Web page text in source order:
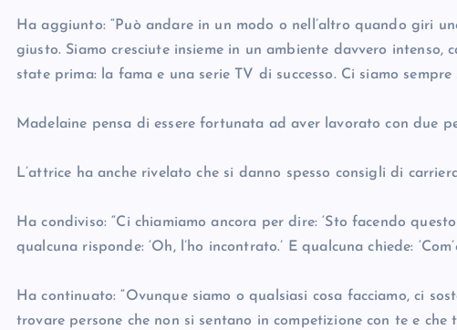
Ha aggiunto: “Può andare in un modo o nell’altro quando giri
giusto. Siamo cresciute insieme in un ambiente davvero
state prima: la fama e una serie TV di successo. Ci siamo
Madelaine pensa di essere fortunata ad aver lavorato con due
L’attrice ha anche rivelato che si danno spesso consigli di
Ha condiviso: “Ci chiamiamo ancora per dire: ‘Sto facendo
qualcuna risponde: ‘Oh, l’ho incontrato.’ E qualcuna chiede:
Ha continuato: “Ovunque siamo o qualsiasi cosa facciamo, ci
trovare persone che non si sentano in competizione con te e